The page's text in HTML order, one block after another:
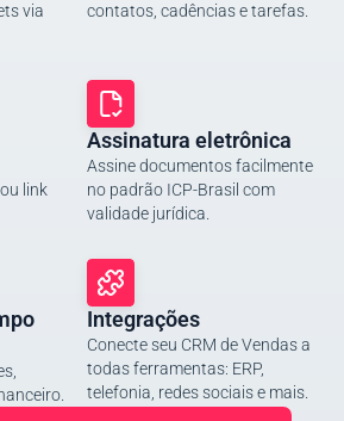
via
contatos, cadências e tarefas.
link
Assinatura eletrônica
Assine documentos facilmente
no padrão ICP-Brasil com
validade jurídica.
Integrações
Conecte seu CRM de Vendas a
todas ferramentas: ERP,
telefonia, redes sociais e mais.